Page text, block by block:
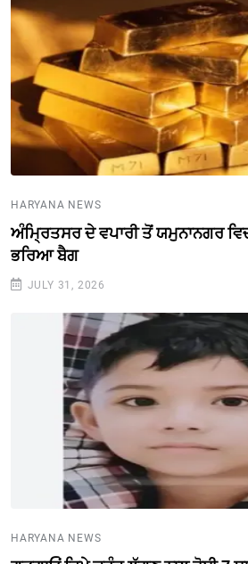
HARYANA NEWS
ਅੰਮ੍ਰਿਤਸਰ ਦੇ ਵਪਾਰੀ ਤੋਂ ਯਮੁਨਾਨਗਰ
ਭਰਿਆ ਬੈਗ
JULY 31, 2026
HARYANA NEWS